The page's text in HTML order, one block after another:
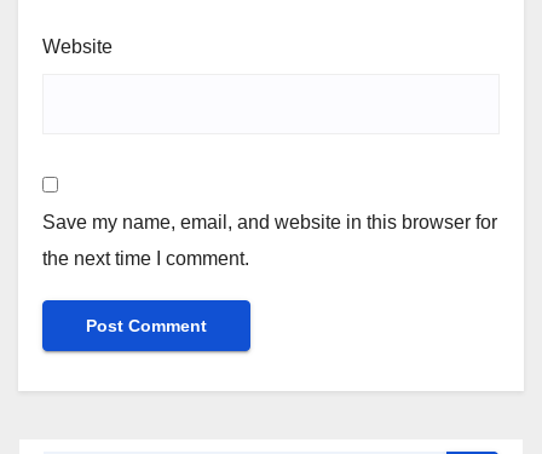
Website
Save my name, email, and website in this browser for
the next time I comment.